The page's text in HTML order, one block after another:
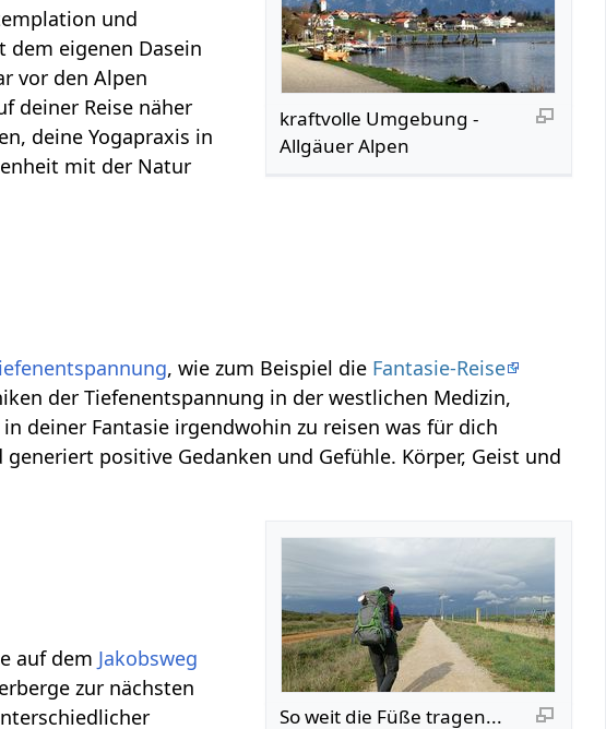
kraftvolle Umgebung -
Allgäuer Alpen
und
eigenen Dasein
vor den Alpen
deiner Reise näher
deine Yogapraxis in
mit der Natur
, wie zum Beispiel die Fantasie-Reise
der Tiefenentspannung in der westlichen Medizin,
deiner Fantasie irgendwohin zu reisen was für dich
positive Gedanken und Gefühle. Körper, Geist und
So weit die Füße tragen...
auf dem Jakobsweg
zur nächsten